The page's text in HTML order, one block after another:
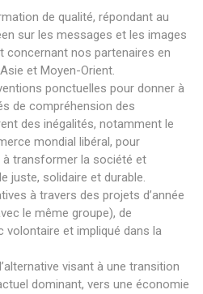
de qualité, répondant au
sur les messages et les images
concernant nos partenaires en
et Moyen-Orient.
ponctuelles pour donner à
de compréhension des
des inégalités, notamment le
mondial libéral, pour
transformer la société et
juste, solidaire et durable.
à travers des projets d’année
le même groupe), de
volontaire et impliqué dans la
visant à une transition
dominant, vers une économie